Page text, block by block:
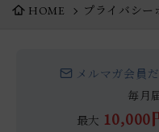
HOME プライバシー
メルマガ会員
毎月
最大 10,000